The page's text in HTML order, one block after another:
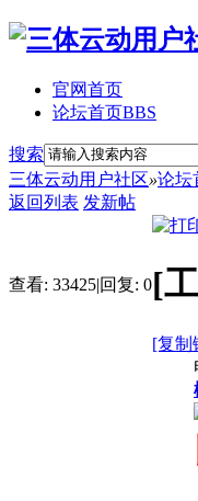
官网首页
论坛首页BBS
搜索
三体云动用户社区»论坛
返回列表 发新帖
查看: 33425|回复: 0[
[复制